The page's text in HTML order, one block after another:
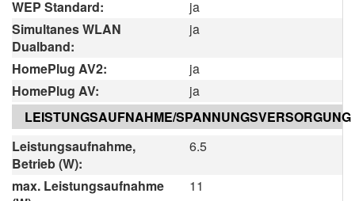
WEP Standard:
ja
Simultanes WLAN
Dualband:
ja
HomePlug AV2:
ja
HomePlug AV:
ja
LEISTUNGSAUFNAHME/SPANNUNGSVERSORGUNG
Leistungsaufnahme,
Betrieb (W):
6.5
max. Leistungsaufnahme
11